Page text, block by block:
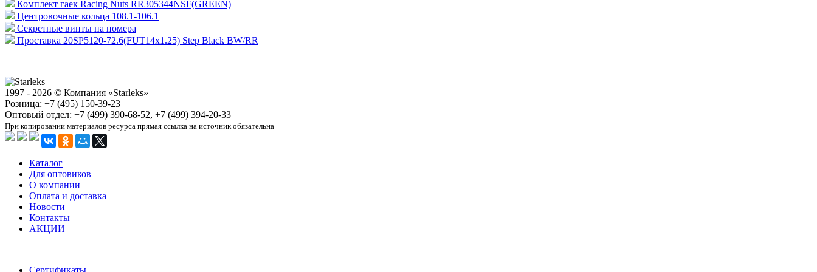
Комплект гаек Racing Nuts RR305344NSF(GREEN)
Центровочные кольца 108.1-106.1
Секретные винты на номера
Проставка 20SP5120-72.6(FUT14x1.25) Step Black BW/RR
1997 - 2026 © Компания «Starleks»
Розница: +7 (495) 150-39-23
Оптовый отдел: +7 (499) 390-68-52, +7 (499) 394-20-33
При копировании материалов ресурса прямая ссылка на источник обязательна
Каталог
Для оптовиков
О компании
Оплата и доставка
Новости
Контакты
АКЦИИ
Сертификаты